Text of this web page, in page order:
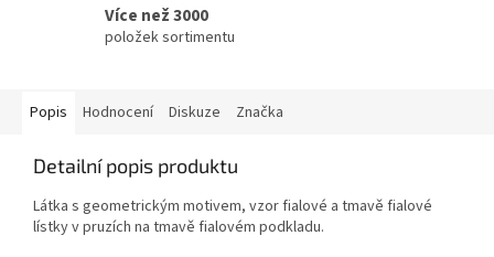
Více než 3000
položek sortimentu
Popis Hodnocení Diskuze Značka
Detailní popis produktu
Látka s geometrickým motivem, vzor fialové a tmavě fialové
lístky v pruzích na tmavě fialovém podkladu.